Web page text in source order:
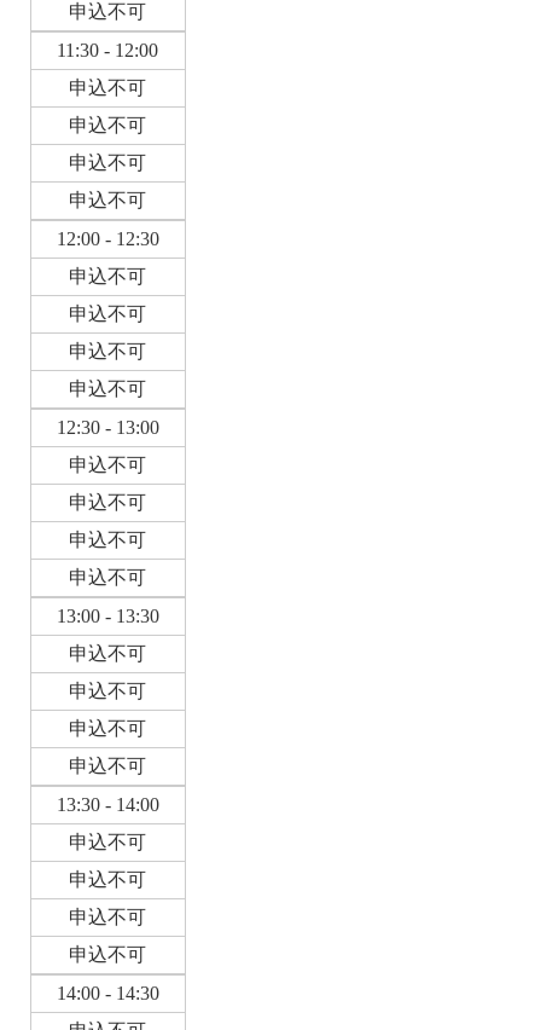
申込不可
11:30 - 12:00
申込不可
申込不可
申込不可
申込不可
12:00 - 12:30
申込不可
申込不可
申込不可
申込不可
12:30 - 13:00
申込不可
申込不可
申込不可
申込不可
13:00 - 13:30
申込不可
申込不可
申込不可
申込不可
13:30 - 14:00
申込不可
申込不可
申込不可
申込不可
14:00 - 14:30